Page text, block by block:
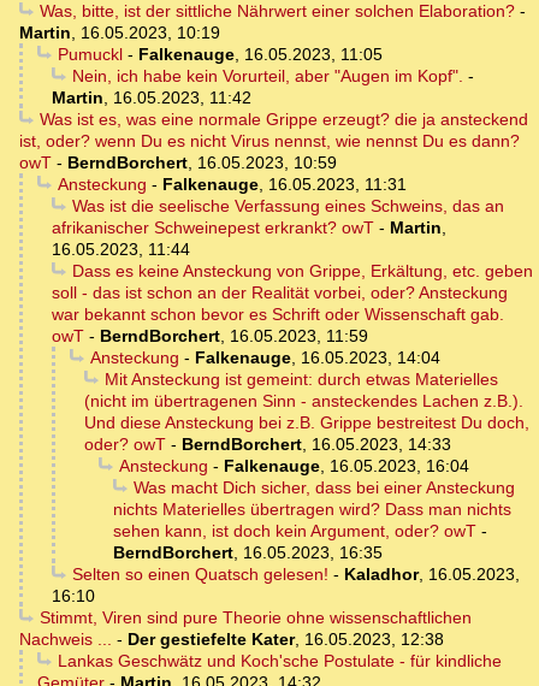
Was, bitte, ist der sittliche Nährwert einer solchen Elaboration?-
Martin, 16.05.2023, 10:19
Pumuckl- Falkenauge, 16.05.2023, 11:05
Nein, ich habe kein Vorurteil, aber "Augen im Kopf". -
Martin, 16.05.2023, 11:42
Was ist es, was eine normale Grippe erzeugt? die ja ansteckend
ist, oder? wenn Du es nicht Virus nennst, wie nennst Du es dann?
owT - BerndBorchert, 16.05.2023, 10:59
Ansteckung - Falkenauge, 16.05.2023, 11:31
Was ist die seelische Verfassung eines Schweins, das an
afrikanischer Schweinepest erkrankt? owT - Martin,
16.05.2023, 11:44
Dass es keine Ansteckung von Grippe, Erkältung, etc. geben
soll - das ist schon an der Realität vorbei, oder? Ansteckung
war bekannt schon bevor es Schrift oder Wissenschaft gab.
owT - BerndBorchert, 16.05.2023, 11:59
Ansteckung - Falkenauge, 16.05.2023, 14:04
Mit Ansteckung ist gemeint: durch etwas Materielles
(nicht im übertragenen Sinn - ansteckendes Lachen z.B.).
Und diese Ansteckung bei z.B. Grippe bestreitest Du doch,
oder? owT - BerndBorchert, 16.05.2023, 14:33
Ansteckung - Falkenauge, 16.05.2023, 16:04
Was macht Dich sicher, dass bei einer Ansteckung
nichts Materielles übertragen wird? Dass man nichts
sehen kann, ist doch kein Argument, oder? owT -
BerndBorchert, 16.05.2023, 16:35
Selten so einen Quatsch gelesen! - Kaladhor, 16.05.2023,
16:10
Stimmt, Viren sind pure Theorie ohne wissenschaftlichen
Nachweis ... - Der gestiefelte Kater, 16.05.2023, 12:38
Lankas Geschwätz und Koch'sche Postulate - für kindliche